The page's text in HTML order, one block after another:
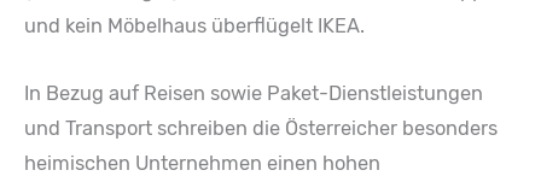
und kein Möbelhaus überflügelt IKEA.
In Bezug auf Reisen sowie Paket-Dienstleistungen
und Transport schreiben die Österreicher besonders
heimischen Unternehmen einen hohen